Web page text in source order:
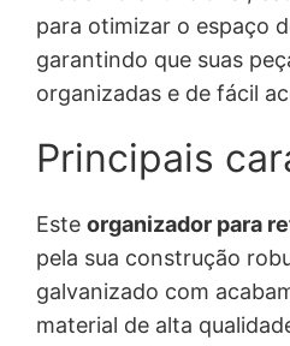
para otimizar o espaço
garantindo que suas
organizadas e de fácil
Principais
Esteorganizador para
pela sua construção
galvanizado com
material de alta